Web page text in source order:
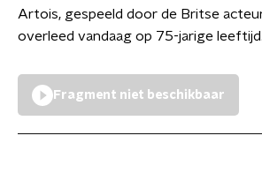
Artois, gespeeld door de Britse
overleed vandaag op 75-jarige leeftijd.
Fragment niet beschikbaar